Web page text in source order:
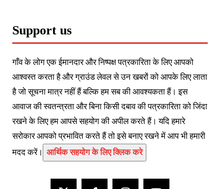
Support us
गाँव के लोग एक ईमानदार और निष्पक्ष पत्रकारिता के लिए आपको
आश्वस्त करता है और ग्राउंड लेवल से उन खबरों को आपके लिए लाता
है जो सूचना मात्र नहीं हैं बल्कि हम सब की आवश्यकता हैं। इस
आवाज की स्वतन्त्रता और बिना किसी दबाव की पत्रकारिता को जिंदा
रखने के लिए हम आपसे सहयोग की अपील करते हैं। यदि हमारे
सरोकार आपको प्रभावित करते हैं तो इसे बनाए रखने में आप भी हमारी
मदद करें। आर्थिक सहयोग के लिए क्लिक करे